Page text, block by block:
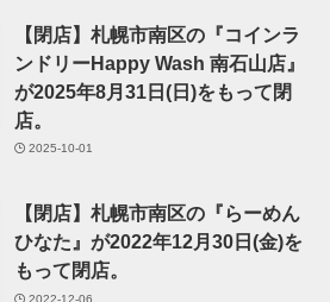
【閉店】札幌市南区の『コインラ
ンドリーHappy Wash 南石山店』
が2025年8月31日(日)をもって閉
店。
2025-10-01
【閉店】札幌市南区の『らーめん
ひなた』が2022年12月30日(金)を
もって閉店。
2022-12-06